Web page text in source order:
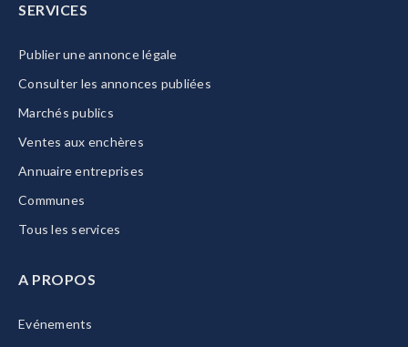
SERVICES
Publier une annonce légale
Consulter les annonces publiées
Marchés publics
Ventes aux enchères
Annuaire entreprises
Communes
Tous les services
A PROPOS
Evénements